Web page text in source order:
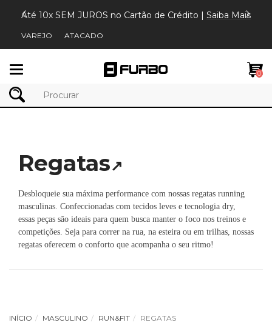
Até 10x SEM JUROS no Cartão de Crédito | Saiba Mais
VAREJO ATACADO
0
Regatas↗
Desbloqueie sua máxima performance com nossas regatas running
masculinas. Confeccionadas com tecidos leves e tecnologia dry,
essas peças são ideais para quem busca manter o foco nos treinos e
competições. Seja para correr na rua, na esteira ou em trilhas, nossas
regatas oferecem o conforto que acompanha o seu ritmo!
INÍCIO MASCULINO RUN&FIT REGATAS